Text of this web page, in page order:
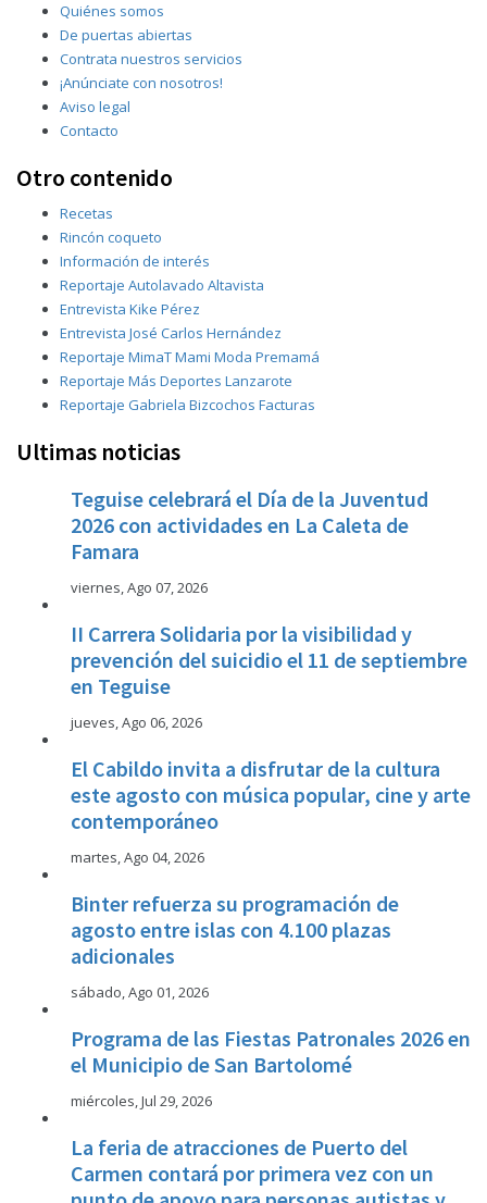
Quiénes somos
De puertas abiertas
Contrata nuestros servicios
¡Anúnciate con nosotros!
Aviso legal
Contacto
Otro contenido
Recetas
Rincón coqueto
Información de interés
Reportaje Autolavado Altavista
Entrevista Kike Pérez
Entrevista José Carlos Hernández
Reportaje MimaT Mami Moda Premamá
Reportaje Más Deportes Lanzarote
Reportaje Gabriela Bizcochos Facturas
Ultimas noticias
Teguise celebrará el Día de la Juventud
2026 con actividades en La Caleta de
Famara
viernes, Ago 07, 2026
II Carrera Solidaria por la visibilidad y
prevención del suicidio el 11 de septiembre
en Teguise
jueves, Ago 06, 2026
El Cabildo invita a disfrutar de la cultura
este agosto con música popular, cine y arte
contemporáneo
martes, Ago 04, 2026
Binter refuerza su programación de
agosto entre islas con 4.100 plazas
adicionales
sábado, Ago 01, 2026
Programa de las Fiestas Patronales 2026 en
el Municipio de San Bartolomé
miércoles, Jul 29, 2026
La feria de atracciones de Puerto del
Carmen contará por primera vez con un